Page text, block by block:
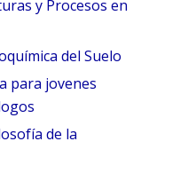
y Procesos en
del Suelo
para jovenes
de la